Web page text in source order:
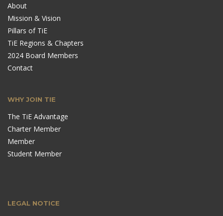
About
Mission & Vision
Pillars of TiE
TiE Regions & Chapters
2024 Board Members
Contact
WHY JOIN TIE
The TiE Advantage
Charter Member
Member
Student Member
LEGAL NOTICE